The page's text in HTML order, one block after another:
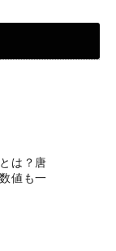
は？唐
値も一